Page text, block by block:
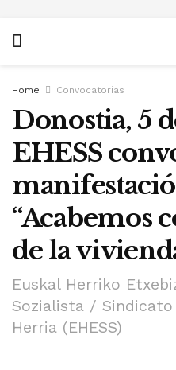
Home Convocatorias
Donostia, 5
EHESS
“Acabemos
de la
Euskal Herriko
Sozialista /
Herria (EHESS)